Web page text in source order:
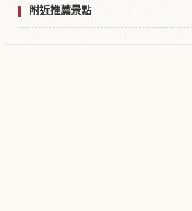
附近推薦景點